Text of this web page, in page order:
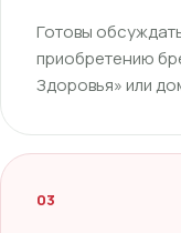
Готовы
приобретению
Здоровья» или
03